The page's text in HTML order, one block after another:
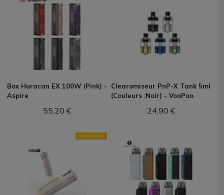
Box Huracan EX 100W (Pink) -
Aspire
55,20 €
Clearomiseur PnP-X Tank 5ml
(Couleurs :Noir) - VooPoo
24,90 €
NOUVEAUTE